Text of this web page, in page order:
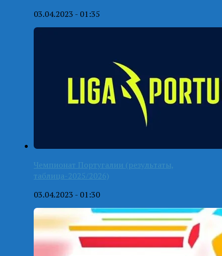
03.04.2023 - 01:35
Чемпионат Португалии (результаты,
таблица-2025/2026)
03.04.2023 - 01:30